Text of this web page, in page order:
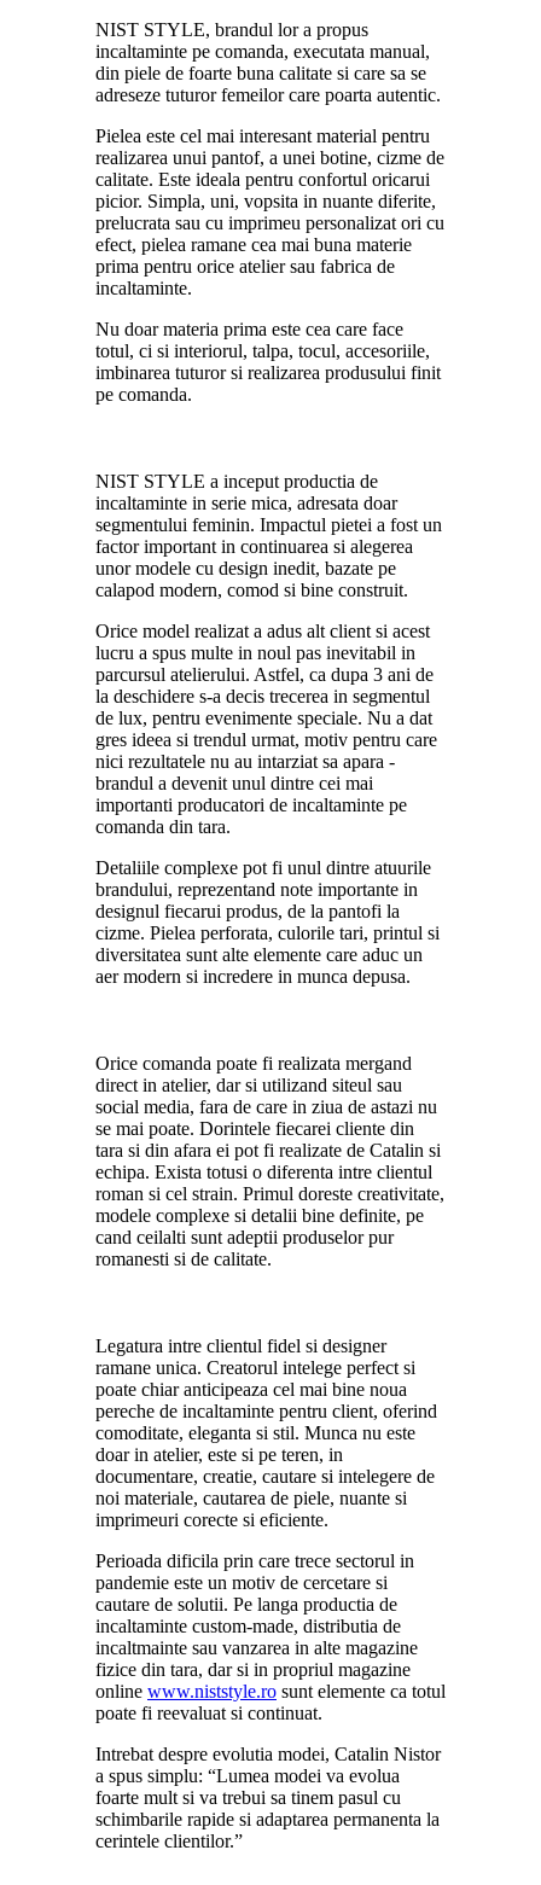
NIST STYLE, brandul lor a propus
incaltaminte pe comanda, executata manual,
din piele de foarte buna calitate si care sa se
adreseze tuturor femeilor care poarta autentic.
Pielea este cel mai interesant material pentru
realizarea unui pantof, a unei botine, cizme de
calitate. Este ideala pentru confortul oricarui
picior. Simpla, uni, vopsita in nuante diferite,
prelucrata sau cu imprimeu personalizat ori cu
efect, pielea ramane cea mai buna materie
prima pentru orice atelier sau fabrica de
incaltaminte.
Nu doar materia prima este cea care face
totul, ci si interiorul, talpa, tocul, accesoriile,
imbinarea tuturor si realizarea produsului finit
pe comanda.
NIST STYLE a inceput productia de
incaltaminte in serie mica, adresata doar
segmentului feminin. Impactul pietei a fost un
factor important in continuarea si alegerea
unor modele cu design inedit, bazate pe
calapod modern, comod si bine construit.
Orice model realizat a adus alt client si acest
lucru a spus multe in noul pas inevitabil in
parcursul atelierului. Astfel, ca dupa 3 ani de
la deschidere s-a decis trecerea in segmentul
de lux, pentru evenimente speciale. Nu a dat
gres ideea si trendul urmat, motiv pentru care
nici rezultatele nu au intarziat sa apara -
brandul a devenit unul dintre cei mai
importanti producatori de incaltaminte pe
comanda din tara.
Detaliile complexe pot fi unul dintre atuurile
brandului, reprezentand note importante in
designul fiecarui produs, de la pantofi la
cizme. Pielea perforata, culorile tari, printul si
diversitatea sunt alte elemente care aduc un
aer modern si incredere in munca depusa.
Orice comanda poate fi realizata mergand
direct in atelier, dar si utilizand siteul sau
social media, fara de care in ziua de astazi nu
se mai poate. Dorintele fiecarei cliente din
tara si din afara ei pot fi realizate de Catalin si
echipa. Exista totusi o diferenta intre clientul
roman si cel strain. Primul doreste creativitate,
modele complexe si detalii bine definite, pe
cand ceilalti sunt adeptii produselor pur
romanesti si de calitate.
Legatura intre clientul fidel si designer
ramane unica. Creatorul intelege perfect si
poate chiar anticipeaza cel mai bine noua
pereche de incaltaminte pentru client, oferind
comoditate, eleganta si stil. Munca nu este
doar in atelier, este si pe teren, in
documentare, creatie, cautare si intelegere de
noi materiale, cautarea de piele, nuante si
imprimeuri corecte si eficiente.
Perioada dificila prin care trece sectorul in
pandemie este un motiv de cercetare si
cautare de solutii. Pe langa productia de
incaltaminte custom-made, distributia de
incaltmainte sau vanzarea in alte magazine
fizice din tara, dar si in propriul magazine
online www.niststyle.ro sunt elemente ca totul
poate fi reevaluat si continuat.
Intrebat despre evolutia modei, Catalin Nistor
a spus simplu: “Lumea modei va evolua
foarte mult si va trebui sa tinem pasul cu
schimbarile rapide si adaptarea permanenta la
cerintele clientilor.”